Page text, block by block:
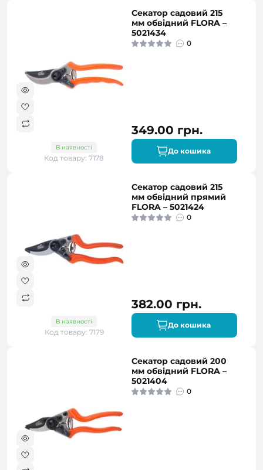
В наявності
Код товару: 7178
Секатор садовий 215
мм обвідний FLORA –
5021434
0
349.00 грн.
До кошика
В наявності
Код товару: 7179
Секатор садовий 215
мм обвідний прямий
FLORA – 5021424
0
382.00 грн.
До кошика
Секатор садовий 200
мм обвідний FLORA –
5021404
0